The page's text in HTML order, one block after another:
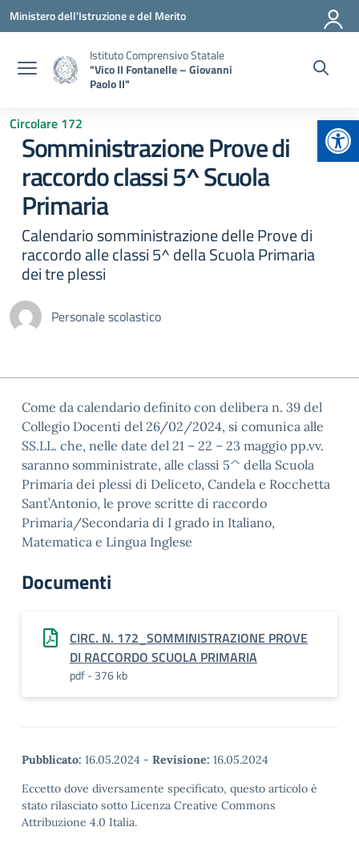
Vai ai contenuti
Vai al menu di navigazione
Vai al footer
Ministero dell'Istruzione e del Merito
Istituto Comprensivo Statale
"Vico II Fontanelle – Giovanni
Paolo II"
Circolare 172
Somministrazione Prove di
raccordo classi 5^ Scuola
Primaria
Calendario somministrazione delle Prove di
raccordo alle classi 5^ della Scuola Primaria
dei tre plessi
Personale scolastico
Come da calendario definito con delibera n. 39 del
Collegio Docenti del 26/02/2024, si comunica alle
SS.LL. che, nelle date del 21 – 22 – 23 maggio pp.vv.
saranno somministrate, alle classi 5^ della Scuola
Primaria dei plessi di Deliceto, Candela e Rocchetta
Sant’Antonio, le prove scritte di raccordo
Primaria/Secondaria di I grado in Italiano,
Matematica e Lingua Inglese
Documenti
CIRC. N. 172_SOMMINISTRAZIONE PROVE
DI RACCORDO SCUOLA PRIMARIA
pdf - 376 kb
Pubblicato: 16.05.2024 - Revisione: 16.05.2024
Eccetto dove diversamente specificato, questo articolo è
stato rilasciato sotto Licenza Creative Commons
Attribuzione 4.0 Italia.